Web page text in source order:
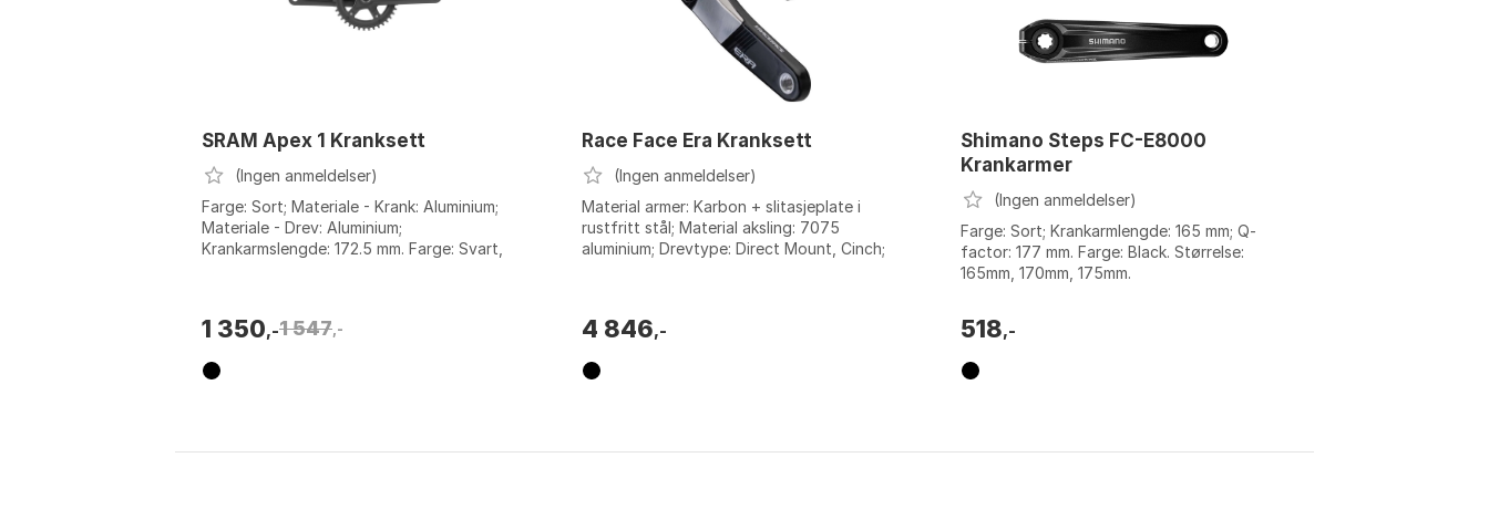
SRAM Apex 1 Kranksett
(Ingen anmeldelser)
Farge: Sort; Materiale - Krank: Aluminium;
Materiale - Drev: Aluminium;
Krankarmslengde: 172.5 mm. Farge: Svart,
1 350,-1 547,-
Race Face Era Kranksett
(Ingen anmeldelser)
Material armer: Karbon + slitasjeplate i
rustfritt stål; Material aksling: 7075
aluminium; Drevtype: Direct Mount, Cinch;
4 846,-
Shimano Steps FC-E8000
Krankarmer
(Ingen anmeldelser)
Farge: Sort; Krankarmlengde: 165 mm; Q-
factor: 177 mm. Farge: Black. Størrelse:
165mm, 170mm, 175mm.
518,-